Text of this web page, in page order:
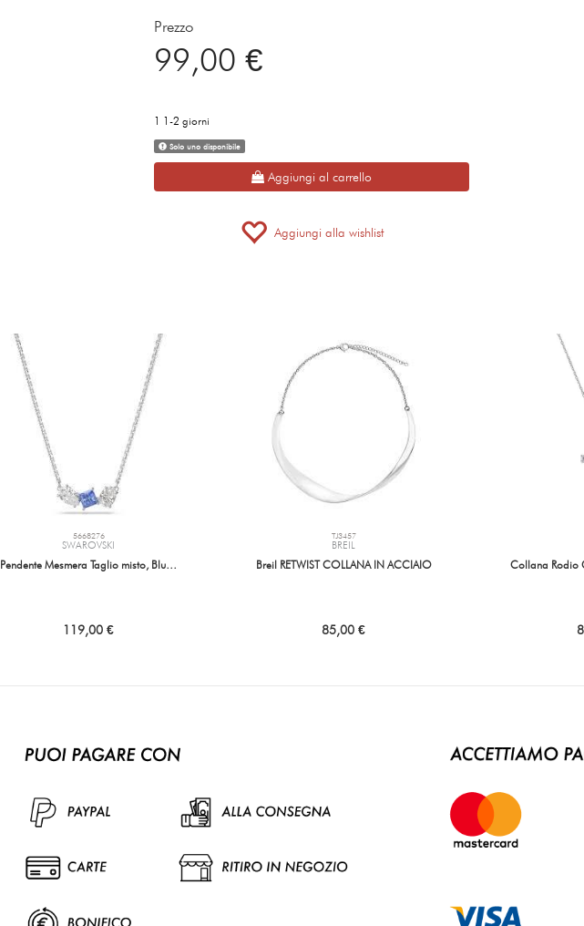
Prezzo
99,00 €
1 1-2 giorni
Solo uno disponibile
Aggiungi al carrello
Aggiungi alla wishlist
5668276
SWAROVSKI
Pendente Mesmera Taglio misto, Blu…
119,00 €
TJ3457
BREIL
Breil RETWIST COLLANA IN ACCIAIO
85,00 €
Collana Rodio